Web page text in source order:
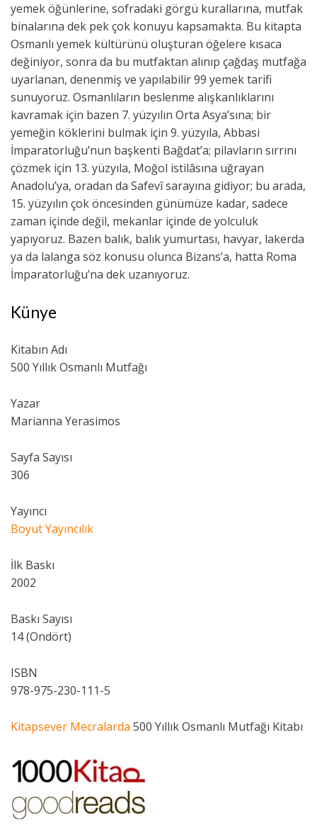
yemek öğünlerine, sofradaki görgü kurallarına, mutfak
binalarına dek pek çok konuyu kapsamakta. Bu kitapta
Osmanlı yemek kültürünü oluşturan öğelere kısaca
değiniyor, sonra da bu mutfaktan alınıp çağdaş mutfağa
uyarlanan, denenmiş ve yapılabilir 99 yemek tarifi
sunuyoruz. Osmanlıların beslenme alışkanlıklarını
kavramak için bazen 7. yüzyılın Orta Asya’sına; bir
yemeğin köklerini bulmak için 9. yüzyıla, Abbasi
İmparatorluğu’nun başkenti Bağdat’a; pilavların sırrını
çözmek için 13. yüzyıla, Moğol istilâsına uğrayan
Anadolu’ya, oradan da Safevî sarayına gidiyor; bu arada,
15. yüzyılın çok öncesinden günümüze kadar, sadece
zaman içinde değil, mekanlar içinde de yolculuk
yapıyoruz. Bazen balık, balık yumurtası, havyar, lakerda
ya da lalanga söz konusu olunca Bizans’a, hatta Roma
İmparatorluğu’na dek uzanıyoruz.
Künye
Kitabın Adı
500 Yıllık Osmanlı Mutfağı
Yazar
Marianna Yerasimos
Sayfa Sayısı
306
Yayıncı
Boyut Yayıncılık
İlk Baskı
2002
Baskı Sayısı
14 (Ondört)
ISBN
978-975-230-111-5
Kitapsever Mecralarda 500 Yıllık Osmanlı Mutfağı Kitabı